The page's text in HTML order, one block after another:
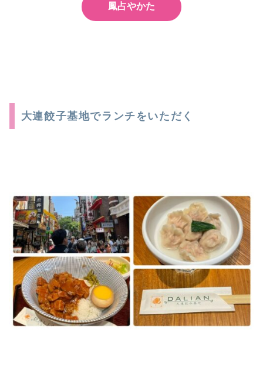
鳳占やかた
大連餃子基地でランチをいただく